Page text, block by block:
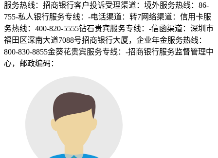
服务热线：招商银行客户投诉受理渠道：境外服务热线：86-
755-私人银行服务专线：-电话渠道：转7网络渠道：信用卡服
务热线：400-820-5555钻石贵宾服务专线：-信函渠道：深圳市
福田区深南大道7088号招商银行大厦，企业年金服务热线：
800-830-8855金葵花贵宾服务专线：-招商银行服务监督管理中
心，邮政编码：